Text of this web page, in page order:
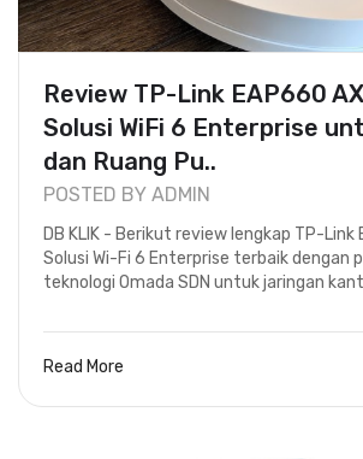
Review TP-Link EAP660
Solusi WiFi 6 Enterprise
dan Ruang Pu..
POSTED BY ADMIN
DB KLIK - Berikut review lengkap TP-
Solusi Wi-Fi 6 Enterprise terbaik dengan
teknologi Omada SDN untuk jaringan
Read More